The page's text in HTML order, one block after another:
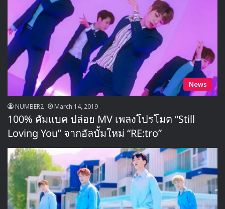
News
NUMBER2 March 14, 2019
100% คัมแบค ปล่อย MV เพลงโปรโมต “Still
Loving You” จากอัลบั้มใหม่ “RE:tro”